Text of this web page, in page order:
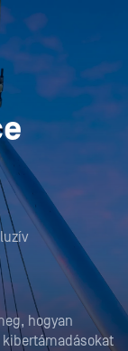
hogyan
kibertámadásokat